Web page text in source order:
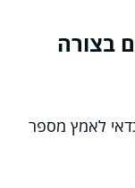
בצורה
לאמץ מספר